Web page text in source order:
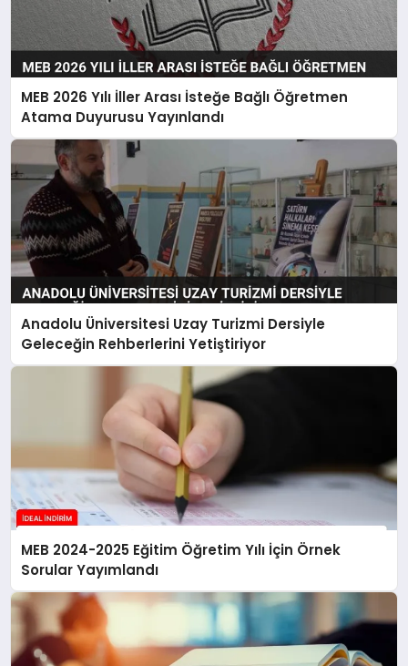
MEB 2026 Yılı İller Arası İsteğe Bağlı Öğretmen
Atama Duyurusu Yayınlandı
Anadolu Üniversitesi Uzay Turizmi Dersiyle
Geleceğin Rehberlerini Yetiştiriyor
MEB 2024-2025 Eğitim Öğretim Yılı İçin Örnek
Sorular Yayımlandı